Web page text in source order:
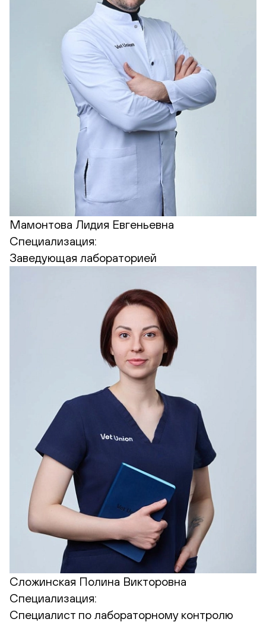
Мамонтова Лидия Евгеньевна
Специализация:
Заведующая лабораторией
Сложинская Полина Викторовна
Специализация:
Cпециалист по лабораторному контролю